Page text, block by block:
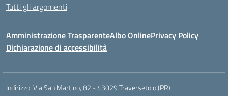
Tutti gli argomenti
Amministrazione TrasparenteAlbo OnlinePrivacy Policy
Dichiarazione di accessibilità
Indirizzo:Via San Martino, 82 - 43029 Traversetolo (PR)